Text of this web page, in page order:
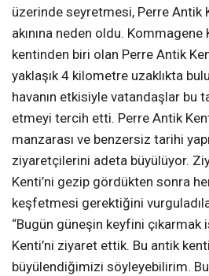
üzerinde seyretmesi, Perre Antik
akınına neden oldu. Kommagene
kentinden biri olan Perre Antik
yaklaşık 4 kilometre uzaklıkta
havanın etkisiyle vatandaşlar bu
etmeyi tercih etti. Perre Antik
manzarası ve benzersiz tarihi
ziyaretçilerini adeta büyülüyor.
Kenti’ni gezip gördükten sonra
keşfetmesi gerektiğini
“Bugün güneşin keyfini
Kenti’ni ziyaret ettik. Bu antik
büyülendiğimizi söyleyebilirim.